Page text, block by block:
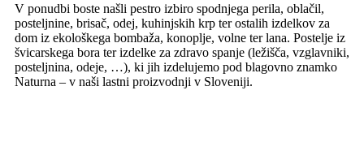
V ponudbi boste našli pestro izbiro spodnjega perila, oblačil,
posteljnine, brisač, odej, kuhinjskih krp ter ostalih izdelkov za
dom iz ekološkega bombaža, konoplje, volne ter lana. Postelje iz
švicarskega bora ter izdelke za zdravo spanje (ležišča, vzglavniki,
posteljnina, odeje, …), ki jih izdelujemo pod blagovno znamko
Naturna – v naši lastni proizvodnji v Sloveniji.